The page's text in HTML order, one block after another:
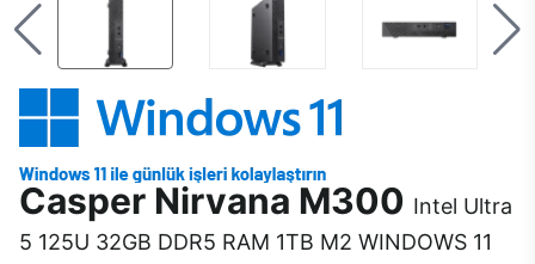
Casper Nirvana M300 Intel Ultra
5 125U 32GB DDR5 RAM 1TB M2 WINDOWS 11